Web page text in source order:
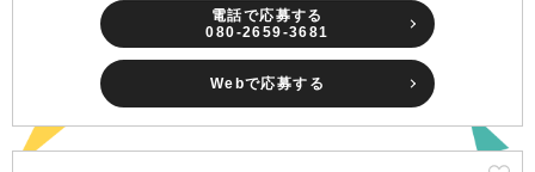
電話で応募する
080-2659-3681
Webで応募する